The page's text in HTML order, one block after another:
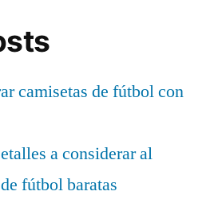
camisetas de fútbol con
a considerar al
fútbol baratas